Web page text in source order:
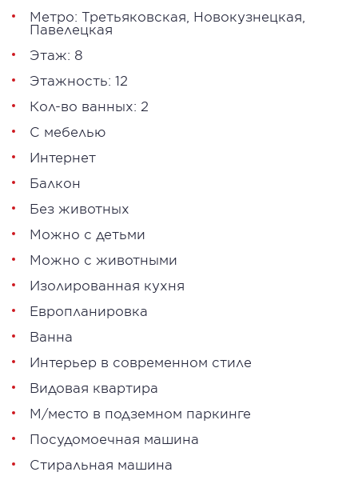
Метро: Третьяковская Новокузнецкая
Павелецкая
Этаж: 8
Этажность: 12
Кол-во ванных: 2
С мебелью
Интернет
Балкон
Без животных
Можно с детьми
Можно с животными
Изолированная кухня
Европланировка
Ванна
Интерьер в современном стиле
Видовая квартира
М/место в подземном паркинге
Посудомоечная машина
Стиральная машина